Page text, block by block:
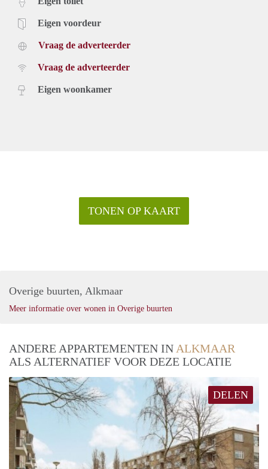
Eigen voordeur
Vraag de adverteerder
Vraag de adverteerder
Eigen woonkamer
TONEN OP KAART
Overige buurten, Alkmaar
Meer informatie over wonen in Overige buurten
ANDERE APPARTEMENTEN IN ALKMAAR
ALS ALTERNATIEF VOOR DEZE LOCATIE
DELEN